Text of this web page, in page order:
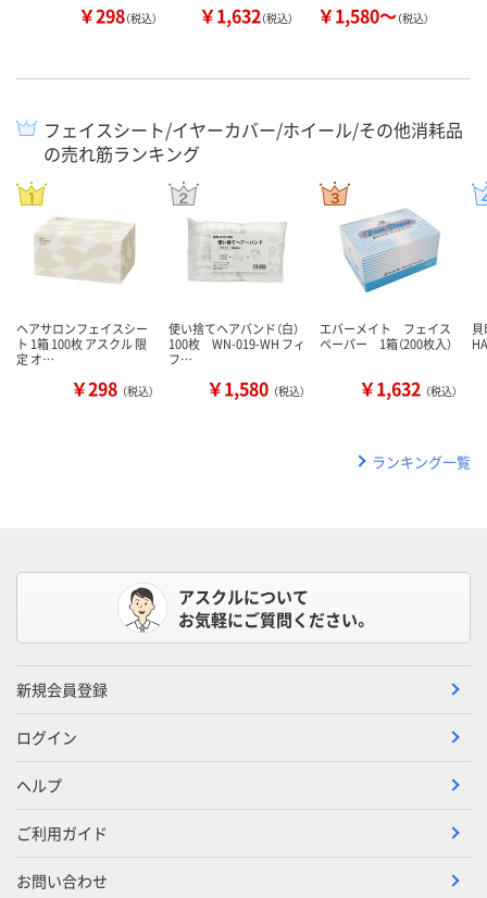
￥298（税込） ￥1,632（税込） ￥1,580～（税込）
フェイスシート/イヤーカバー/ホイール/その他消耗品
の売れ筋ランキング
ヘアサロンフェイスシー
ト 1箱 100枚 アスクル 限
定 オ…
￥298 （税込）
使い捨てヘアバンド（白）
100枚 WN-019-WH フィ
フ…
￥1,580 （税込）
エバーメイト フェイス
ペーパー 1箱（200枚入）
￥1,632 （税込）
ランキング一覧
アスクルについて
お気軽にご質問ください。
新規会員登録
ログイン
ヘルプ
ご利用ガイド
お問い合わせ